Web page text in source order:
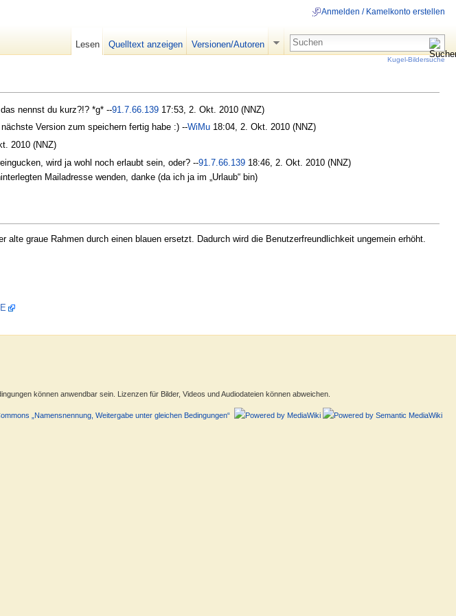
nennst du kurz?!? *g* --91.7.66.139 17:53, 2. Okt. 2010 (NNZ)
Version zum speichern fertig habe :) --WiMu 18:04, 2. Okt. 2010 (NNZ)
2010 (NNZ)
wird ja wohl noch erlaubt sein, oder? --91.7.66.139 18:46, 2. Okt. 2010 (NNZ)
Mailadresse wenden, danke (da ich ja im „Urlaub“ bin)
alte graue Rahmen durch einen blauen ersetzt. Dadurch wird die Benutzerfreundlichkeit ungemein erhöht.
Anmelden / Kamelkonto erstellen
Lesen Quelltext anzeigen Versionen/Autoren
Kugel-Bildersuche
können anwendbar sein. Lizenzen für Bilder, Videos und Audiodateien können abweichen.